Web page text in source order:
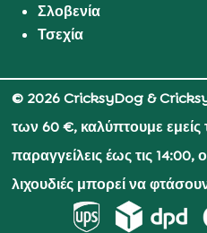
Σλοβενία
Τσεχία
© 2026 CricksyDog &
των 60 €, καλύπτουμε
παραγγείλεις έως τις 14:00,
λιχουδιές μπορεί να